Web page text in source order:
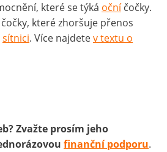
které se týká očníčočky.
které zhoršuje přenos
sítnici. Více najdetev textu o
Zvažte prosím jeho
finanční podporu.